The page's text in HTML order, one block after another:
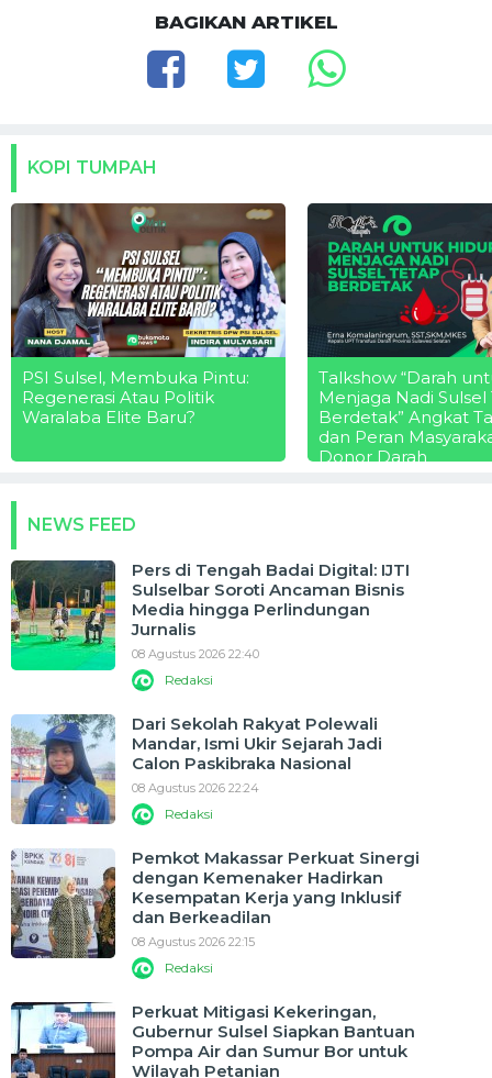
BAGIKAN ARTIKEL
KOPI TUMPAH
PSI Sulsel, Membuka Pintu:
Regenerasi Atau Politik
Waralaba Elite Baru?
Talkshow “Darah
Menjaga Nadi Sulsel
Berdetak” Angkat
dan Peran
Donor Darah
NEWS FEED
Pers di Tengah Badai Digital: IJTI
Sulselbar Soroti Ancaman Bisnis
Media hingga Perlindungan
Jurnalis
08 Agustus 2026 22:40
Redaksi
Dari Sekolah Rakyat Polewali
Mandar, Ismi Ukir Sejarah Jadi
Calon Paskibraka Nasional
08 Agustus 2026 22:24
Redaksi
Pemkot Makassar Perkuat Sinergi
dengan Kemenaker Hadirkan
Kesempatan Kerja yang Inklusif
dan Berkeadilan
08 Agustus 2026 22:15
Redaksi
Perkuat Mitigasi Kekeringan,
Gubernur Sulsel Siapkan Bantuan
Pompa Air dan Sumur Bor untuk
Wilayah Petanian